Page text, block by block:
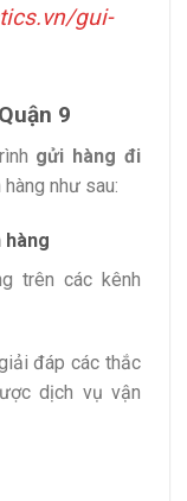
gui-
9
gửi hàng đi
như sau:
hàng
trên các kênh
đáp các thắc
dịch vụ vận